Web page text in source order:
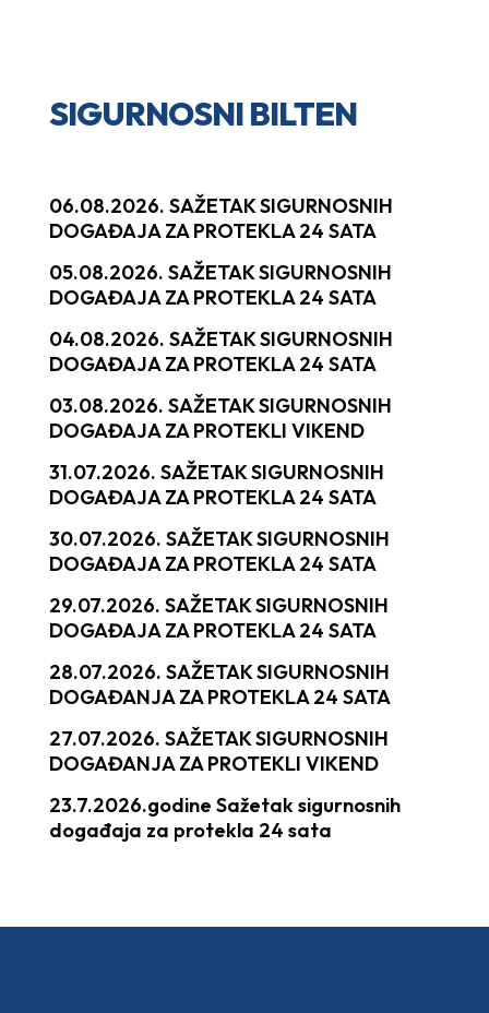
SIGURNOSNI BILTEN
06.08.2026. SAŽETAK SIGURNOSNIH
DOGAĐAJA ZA PROTEKLA 24 SATA
05.08.2026. SAŽETAK SIGURNOSNIH
DOGAĐAJA ZA PROTEKLA 24 SATA
04.08.2026. SAŽETAK SIGURNOSNIH
DOGAĐAJA ZA PROTEKLA 24 SATA
03.08.2026. SAŽETAK SIGURNOSNIH
DOGAĐAJA ZA PROTEKLI VIKEND
31.07.2026. SAŽETAK SIGURNOSNIH
DOGAĐAJA ZA PROTEKLA 24 SATA
30.07.2026. SAŽETAK SIGURNOSNIH
DOGAĐAJA ZA PROTEKLA 24 SATA
29.07.2026. SAŽETAK SIGURNOSNIH
DOGAĐAJA ZA PROTEKLA 24 SATA
28.07.2026. SAŽETAK SIGURNOSNIH
DOGAĐANJA ZA PROTEKLA 24 SATA
27.07.2026. SAŽETAK SIGURNOSNIH
DOGAĐANJA ZA PROTEKLI VIKEND
23.7.2026.godine Sažetak sigurnosnih
događaja za protekla 24 sata